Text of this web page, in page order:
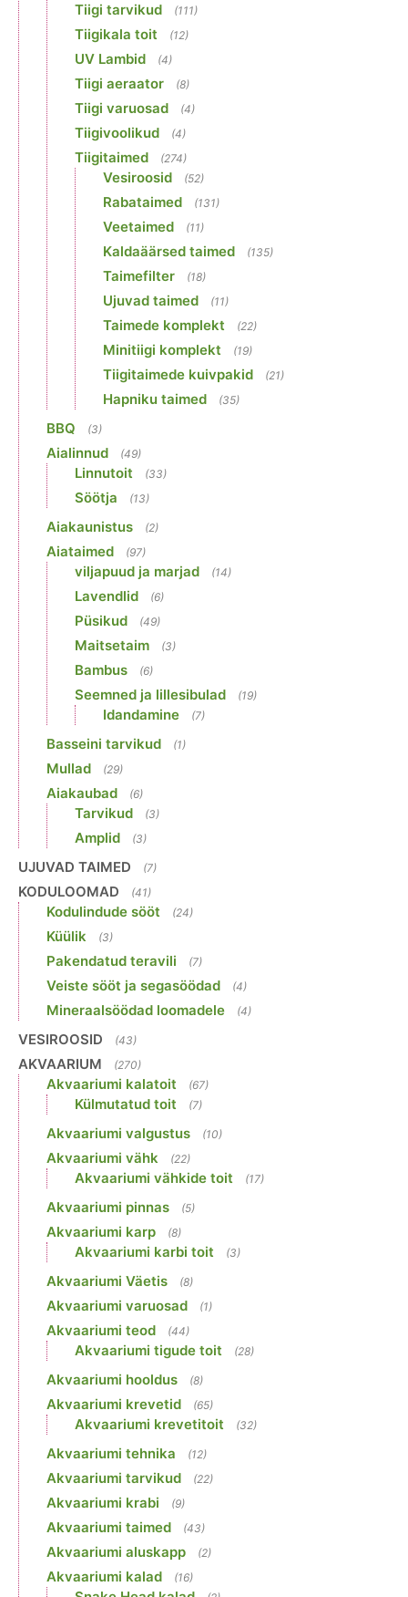
Tiigi tarvikud (111)
Tiigikala toit (12)
UV Lambid (4)
Tiigi aeraator (8)
Tiigi varuosad (4)
Tiigivoolikud (4)
Tiigitaimed (274)
Vesiroosid (52)
Rabataimed (131)
Veetaimed (11)
Kaldaäärsed taimed (135)
Taimefilter (18)
Ujuvad taimed (11)
Taimede komplekt (22)
Minitiigi komplekt (19)
Tiigitaimede kuivpakid (21)
Hapniku taimed (35)
BBQ (3)
Aialinnud (49)
Linnutoit (33)
Söötja (13)
Aiakaunistus (2)
Aiataimed (97)
viljapuud ja marjad (14)
Lavendlid (6)
Püsikud (49)
Maitsetaim (3)
Bambus (6)
Seemned ja lillesibulad (19)
Idandamine (7)
Basseini tarvikud (1)
Mullad (29)
Aiakaubad (6)
Tarvikud (3)
Amplid (3)
UJUVAD TAIMED (7)
KODULOOMAD (41)
Kodulindude sööt (24)
Küülik (3)
Pakendatud teravili (7)
Veiste sööt ja segasöödad (4)
Mineraalsöödad loomadele (4)
VESIROOSID (43)
AKVAARIUM (270)
Akvaariumi kalatoit (67)
Külmutatud toit (7)
Akvaariumi valgustus (10)
Akvaariumi vähk (22)
Akvaariumi vähkide toit (17)
Akvaariumi pinnas (5)
Akvaariumi karp (8)
Akvaariumi karbi toit (3)
Akvaariumi Väetis (8)
Akvaariumi varuosad (1)
Akvaariumi teod (44)
Akvaariumi tigude toit (28)
Akvaariumi hooldus (8)
Akvaariumi krevetid (65)
Akvaariumi krevetitoit (32)
Akvaariumi tehnika (12)
Akvaariumi tarvikud (22)
Akvaariumi krabi (9)
Akvaariumi taimed (43)
Akvaariumi aluskapp (2)
Akvaariumi kalad (16)